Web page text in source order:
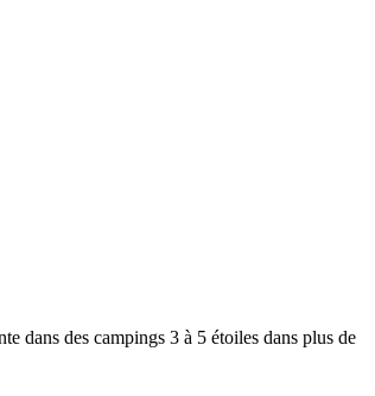
dans des campings 3 à 5 étoiles dans plus de